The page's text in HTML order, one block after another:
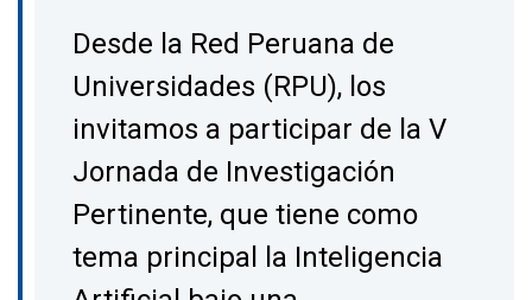
Desde la Red Peruana de
Universidades (RPU), los
invitamos a participar de la V
Jornada de Investigación
Pertinente, que tiene como
tema principal la Inteligencia